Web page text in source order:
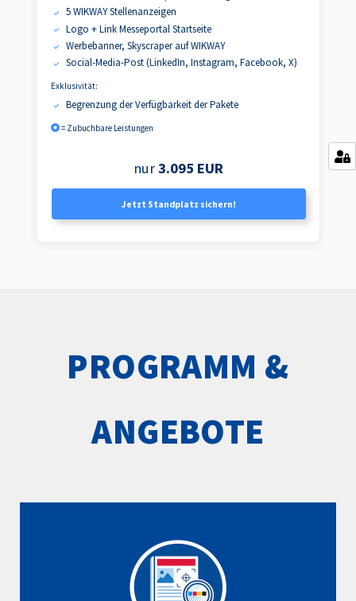
5 WIKWAY Stellenanzeigen
Logo + Link Messeportal Startseite
Werbebanner, Skyscraper auf WIKWAY
Social-Media-Post (LinkedIn, Instagram, Facebook, X)
Exklusivität:
Begrenzung der Verfügbarkeit der Pakete
= Zubuchbare Leistungen
nur3.095 EUR
Jetzt Standplatz sichern!
PROGRAMM &
ANGEBOTE